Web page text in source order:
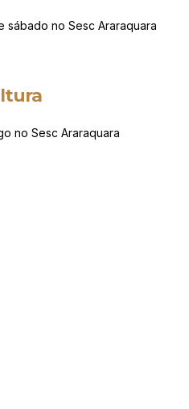
sábado no Sesc Araraquara
no Sesc Araraquara